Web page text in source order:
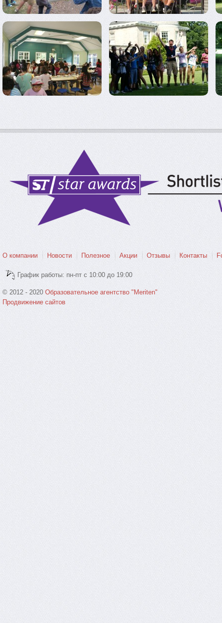
О компании Новости Полезное Акции Отзывы Контакты
График работы: пн-пт с 10:00 до 19:00
© 2012 - 2020 Образовательное агентство "Meriten"
Продвижение сайтов